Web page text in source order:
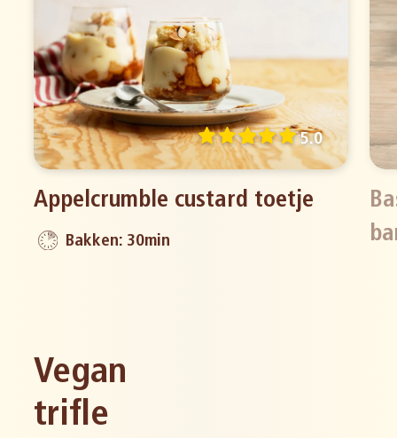
Appelcrumble custard toetje
Bakken: 30min
5.0
Vegan
trifle